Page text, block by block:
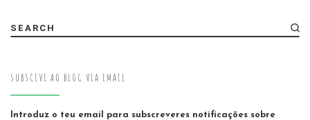
SEARCH
SUBSCEVE AO BLOG VIA EMAIL
Introduz o teu email para subscreveres notificações sobre